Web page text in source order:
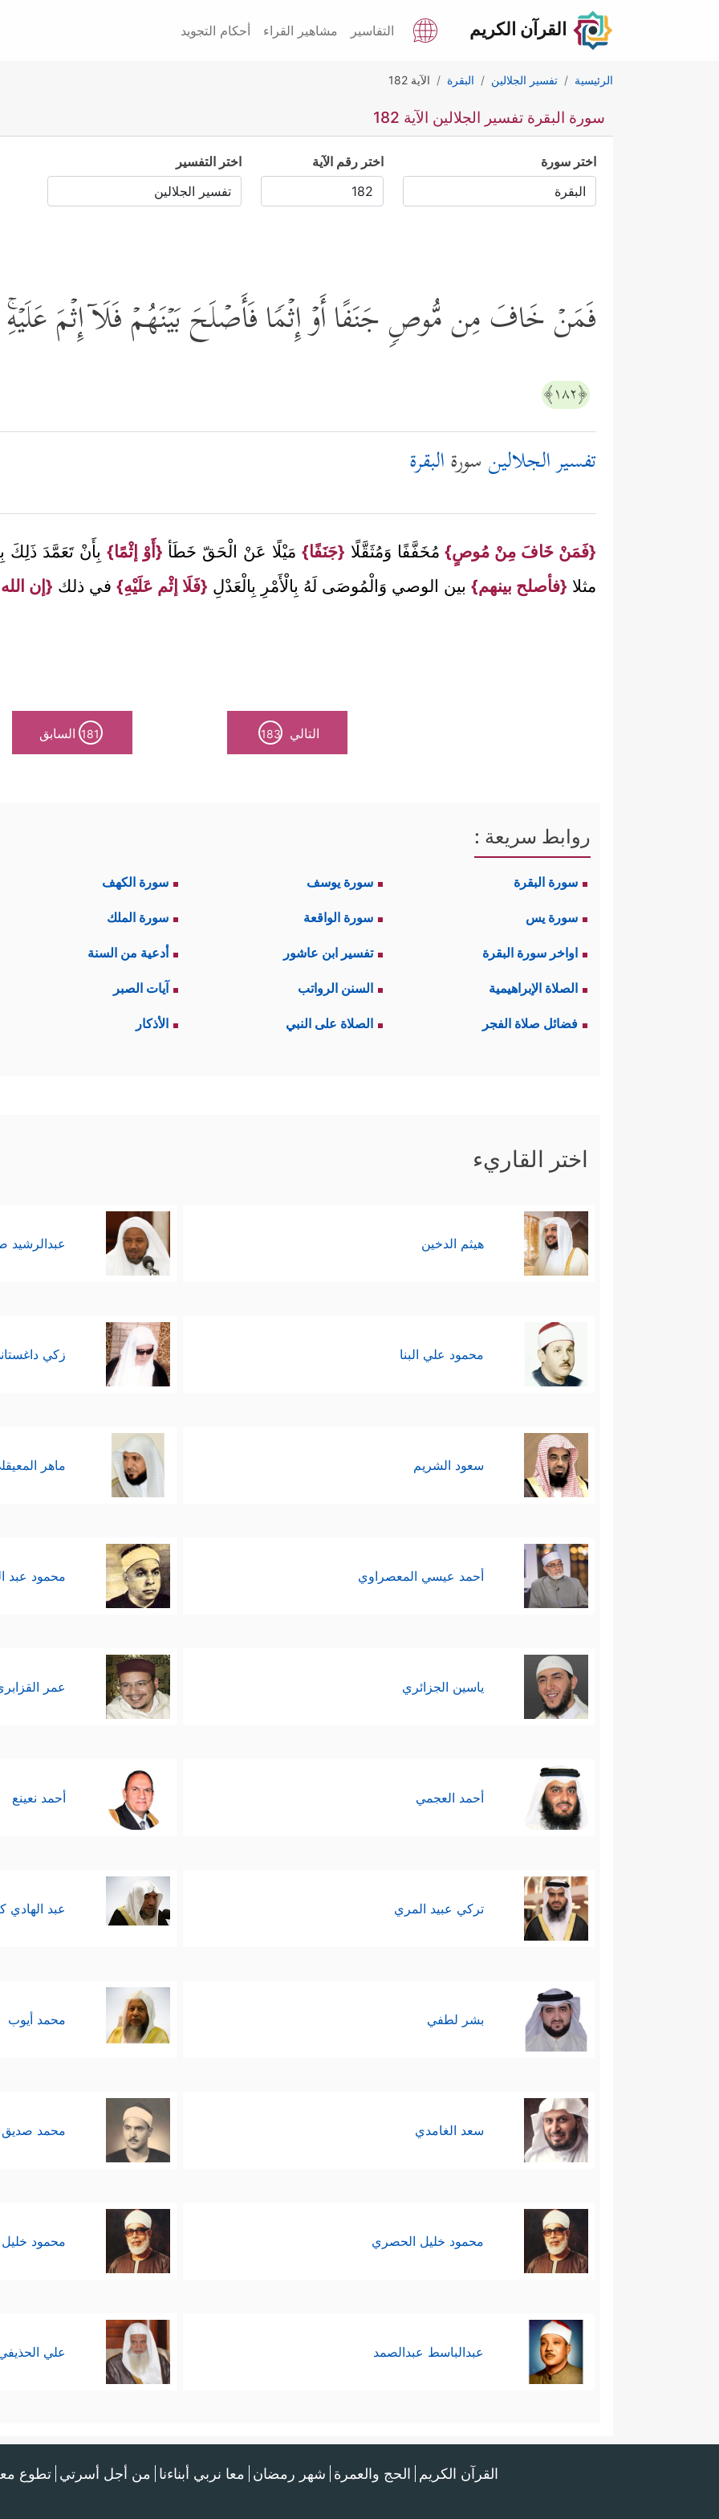
القرآن الكريم التفاسير مشاهير القراء أحكام التجويد
الرئيسية تفسير الجلالين البقرة الآية 182
سورة البقرة تفسير الجلالين الآية 182
اختر سورة اختر رقم الآية اختر التفسير
فَمَنۡ خَافَ مِن مُّوصࣲ جَنَفًا أَوۡ إِثۡمࣰا فَأَصۡلَحَ بَیۡنَهُمۡ فَلَاۤ إِثۡمَ عَلَیۡهِۚ
﴿١٨٢﴾
تفسير الجلالين سورةالبقرة
{فَمَنْ خَافَ مِنْ مُوصٍ}مُخَفَّفًا وَمُثَقَّلًا {جَنَفًا} مَيْلًا عَنْ الْحَقّ خَطَأ {أَوْ إثْمًا} بِأَنْ تَعَمَّدَ ذَلِكَ
مثلا {فأصلح بينهم} بين الوصي وَالْمُوصَى لَهُ بِالْأَمْرِ بِالْعَدْلِ {فَلَا إثْم عَلَيْهِ} في ذلك {إن
التالي 183
181 السابق
روابط سريعة :
سورة البقرة سورة يوسف سورة الكهف
سورة يس سورة الواقعة سورة الملك
اواخر سورة البقرة تفسير ابن عاشور أدعية من السنة
الصلاة الإبراهيمية السنن الرواتب آيات الصبر
فضائل صلاة الفجر الصلاة على النبي الأذكار
اختر القاريء
هيثم الدخين عبدالرشيد
محمود علي البنا زكي
سعود الشريم ماهر
أحمد عيسي المعصراوي محمود عبد
ياسين الجزائري عمر
أحمد العجمي أحمد نعينع
تركي عبيد المري عبد الهادي
بشر لطفي محمد أيوب
سعد الغامدي محمد صديق
محمود خليل الحصري محمود
عبدالباسط عبدالصمد علي
القرآن الكريم الحج والعمرة شهر رمضان معا نربي أبناءنا من أجل أسرتي تطوع